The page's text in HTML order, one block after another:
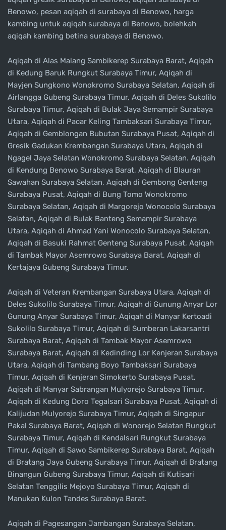
Benowo, pesan aqiqah di surabaya di Benowo, harga
kambing untuk aqiqah surabaya di Benowo, bolehkah
aqiqah kambing betina surabaya di Benowo.
Aqiqah di Alas Malang Sambikerep Surabaya Barat, Aqiqah
di Kedung Baruk Rungkut Surabaya Timur, Aqiqah di
Mayjen Sungkono Wonokromo Surabaya Selatan, Aqiqah di
Airlangga Gubeng Surabaya Timur, Aqiqah di Deles Sukolilo
Surabaya Timur, Aqiqah di Bulak Jaya Semampir Surabaya
Utara, Aqiqah di Pacar Keling Tambaksari Surabaya Timur,
Aqiqah di Gemblongan Bubutan Surabaya Pusat, Aqiqah di
Gresik Gadukan Krembangan Surabaya Utara, Aqiqah di
Ngagel Jaya Selatan Wonokromo Surabaya Selatan. Aqiqah
di Kendung Benowo Surabaya Barat, Aqiqah di Blauran
Sawahan Surabaya Selatan, Aqiqah di Gembong Genteng
Surabaya Pusat, Aqiqah di Bung Tomo Wonokromo
Surabaya Selatan, Aqiqah di Margorejo Wonocolo Surabaya
Selatan, Aqiqah di Bulak Banteng Semampir Surabaya
Utara, Aqiqah di Ahmad Yani Wonocolo Surabaya Selatan,
Aqiqah di Basuki Rahmat Genteng Surabaya Pusat, Aqiqah
di Tambak Mayor Asemrowo Surabaya Barat, Aqiqah di
Kertajaya Gubeng Surabaya Timur.
Aqiqah di Veteran Krembangan Surabaya Utara, Aqiqah di
Deles Sukolilo Surabaya Timur, Aqiqah di Gunung Anyar Lor
Gunung Anyar Surabaya Timur, Aqiqah di Manyar Kertoadi
Sukolilo Surabaya Timur, Aqiqah di Sumberan Lakarsantri
Surabaya Barat, Aqiqah di Tambak Mayor Asemrowo
Surabaya Barat, Aqiqah di Kedinding Lor Kenjeran Surabaya
Utara, Aqiqah di Tambang Boyo Tambaksari Surabaya
Timur, Aqiqah di Kenjeran Simokerto Surabaya Pusat,
Aqiqah di Manyar Sabrangan Mulyorejo Surabaya Timur.
Aqiqah di Kedung Doro Tegalsari Surabaya Pusat, Aqiqah di
Kalijudan Mulyorejo Surabaya Timur, Aqiqah di Singapur
Pakal Surabaya Barat, Aqiqah di Wonorejo Selatan Rungkut
Surabaya Timur, Aqiqah di Kendalsari Rungkut Surabaya
Timur, Aqiqah di Sawo Sambikerep Surabaya Barat, Aqiqah
di Bratang Jaya Gubeng Surabaya Timur, Aqiqah di Bratang
Binangun Gubeng Surabaya Timur, Aqiqah di Kutisari
Selatan Tenggilis Mejoyo Surabaya Timur, Aqiqah di
Manukan Kulon Tandes Surabaya Barat.
Aqiqah di Pagesangan Jambangan Surabaya Selatan,